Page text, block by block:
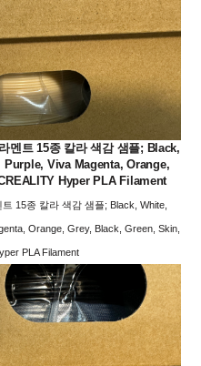
멘트 15종 칼라 색감 샘플; Black,
Viva Magenta, Orange,
Hyper PLA Filament
15종 칼라 색감 샘플; Black, White,
Orange, Grey, Black, Green, Skin,
PLA Filament